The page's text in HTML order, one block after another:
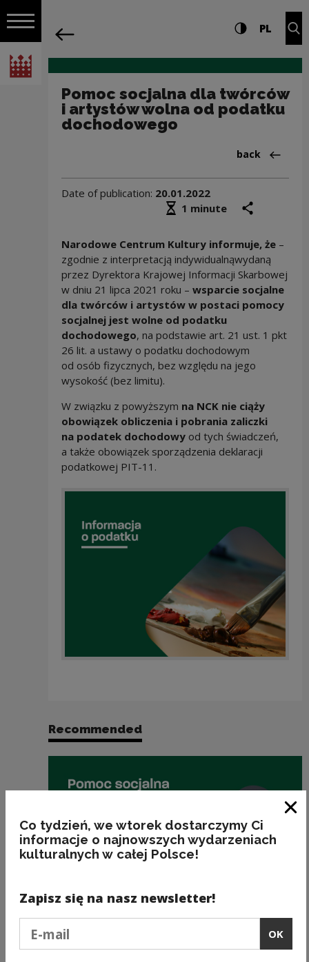
Open navigation
National Centre for Culture Poland
Navigation Settings and search
High contrast
PL
Pomoc socjalna dla twórców
i artystów wolna od podatku
dochodowego
Back
back
Date of publication: 20.01.2022
Średni czas czytania
1 minute
Narodowe Centrum Kultury informuje, że–
zgodnie z interpretacją indywidualnąwydaną
przez Dyrektora Krajowej Informacji Skarbowej
w dniu 21 lipca 2021 roku – wsparcie socjalne
dla twórców i artystów w postaci pomocy
socjalnej jest wolne od podatku
dochodowego, na podstawie art. 21 ust. 1 pkt
26 lit. a ustawy o podatku dochodowym
od osób fizycznych, bez względu na jego
wysokość (bez limitu).
W związku z powyższym na NCK nie ciąży
obowiązek obliczenia i pobrania zaliczki
na podatek dochodowy od tych świadczeń,
a także obowiązek sporządzenia deklaracji
podatkowej PIT-11.
Recommended
Co tydzień, we wtorek dostarczymy Ci
informacje o najnowszych wydarzeniach
kulturalnych w całej Polsce!
Zapisz się na nasz newsletter!
OK